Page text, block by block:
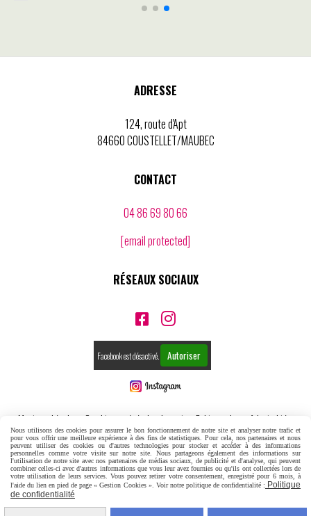
ADRESSE
124, route d'Apt
84660 COUSTELLET/MAUBEC
CONTACT
04 86 69 80 66
[email protected]
RÉSEAUX SOCIAUX
 
Facebook est désactivé. Autoriser
Mentions Légales Conditions générales de vente
Politique de confidentialité
Gestion cookies Mon Compte Créer un site internet
Nous utilisons des cookies pour assurer le bon fonctionnement de notre site et analyser notre trafic et
pour vous offrir une meilleure expérience à des fins de statistiques. Pour cela, nos partenaires et nous
peuvent utiliser des cookies ou d'autres technologies pour stocker et accéder à des informations
personnelles comme votre visite sur notre site. Nous partageons également des informations sur
l'utilisation de notre site avec nos partenaires de médias sociaux, de publicité et d'analyse, qui peuvent
combiner celles-ci avec d'autres informations que vous leur avez fournies ou qu'ils ont collectées lors de
votre utilisation de leurs services. Vous pouvez retirer votre consentement, enregistré pour 6 mois, à
l'aide du lien en pied de page « Gestion Cookies ». Voir notre politique de confidentialité : Politique
de confidentialité